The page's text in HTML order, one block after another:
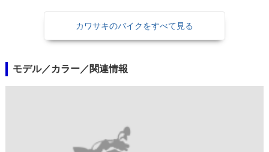
カワサキのバイクをすべて見る
モデル／カラー／関連情報